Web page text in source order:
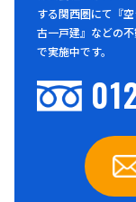
する関西圏にて『
古一戸建』などの
で実施中です。